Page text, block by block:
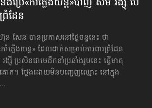
ដែន
ន សែន បានប្រកាសនៅថ្ងៃចន្ទនេះ ថា
ភ្លើងយន្ដ» ដែលដាក់សម្រាប់ការពារព្រំដែន
ប្រសិនជាមេដឹកនាំប្រឆាំងរូបនេះ ធ្វើមាតុ
គោក។ ថ្លែងដោយមិនបញ្ចេញឈ្មោះ នៅក្នុង